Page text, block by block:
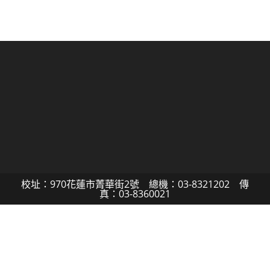
校址：970花蓮市菁華街2號 總機：03-8321202 傳
真：03-8360021